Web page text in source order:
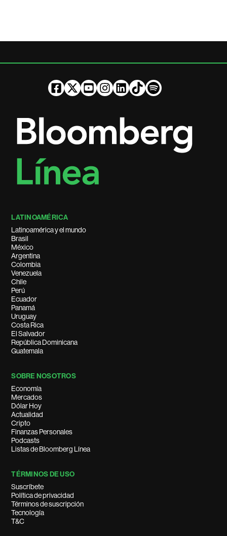
LATINOAMÉRICA
Latinoamérica y el mundo
Brasil
México
Argentina
Colombia
Venezuela
Chile
Perú
Ecuador
Panamá
Uruguay
Costa Rica
El Salvador
República Dominicana
Guatemala
SOBRE NOSOTROS
Economía
Mercados
Dólar Hoy
Actualidad
Cripto
Finanzas Personales
Podcasts
Listas de Bloomberg Línea
TÉRMINOS DE USO
Suscríbete
Política de privacidad
Términos de suscripción
Tecnología
T&C